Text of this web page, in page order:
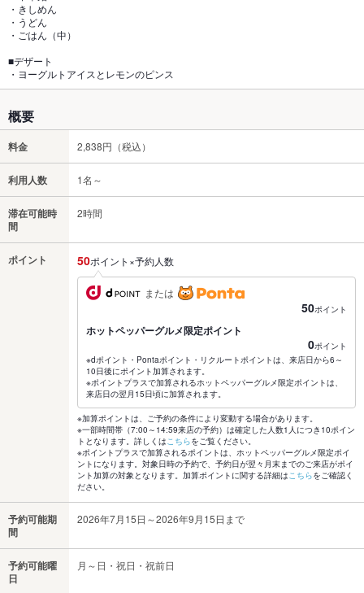
・きしめん
・うどん
・ごはん（中）
■デザート
・ヨーグルトアイスとレモンのピンス
概要
料金 2,838円（税込）
利用人数 1名～
滞在可能時
間
2時間
ポイント 50ポイント×予約人数
または
50ポイント
ホットペッパーグルメ限定ポイント
0ポイント
※dポイント・Pontaポイント・リクルートポイントは、来店日から6～
10日後にポイント加算されます。
※ポイントプラスで加算されるホットペッパーグルメ限定ポイントは、
来店日の翌月15日頃に加算されます。
※加算ポイントは、ご予約の条件により変動する場合があります。
※一部時間帯（7:00～14:59来店の予約）は確定した人数1人につき10ポイン
トとなります。詳しくはこちらをご覧ください。
※ポイントプラスで加算されるポイントは、ホットペッパーグルメ限定ポイ
ントになります。対象日時の予約で、予約日が翌々月末までのご来店がポイ
ント加算の対象となります。加算ポイントに関する詳細はこちらをご確認く
ださい。
予約可能期
間
2026年7月15日～2026年9月15日まで
予約可能曜
日
月～日・祝日・祝前日